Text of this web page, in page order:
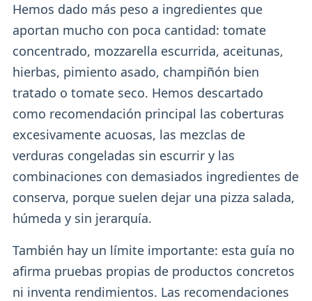
Hemos dado más peso a ingredientes que
aportan mucho con poca cantidad: tomate
concentrado, mozzarella escurrida, aceitunas,
hierbas, pimiento asado, champiñón bien
tratado o tomate seco. Hemos descartado
como recomendación principal las coberturas
excesivamente acuosas, las mezclas de
verduras congeladas sin escurrir y las
combinaciones con demasiados ingredientes de
conserva, porque suelen dejar una pizza salada,
húmeda y sin jerarquía.
También hay un límite importante: esta guía no
afirma pruebas propias de productos concretos
ni inventa rendimientos. Las recomendaciones